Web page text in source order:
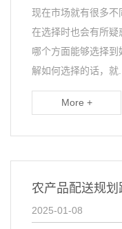
现在市场就有很多
在选择时也会有所疑
哪个方面能够选择
解如何选择的话，就...
More +
农产品配送规划
2025-01-08